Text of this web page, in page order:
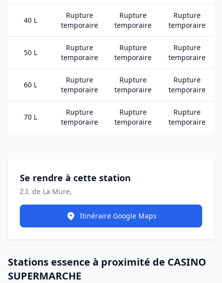
40 L
Rupture
temporaire
Rupture
temporaire
Rupture
temporaire
50 L
Rupture
temporaire
Rupture
temporaire
Rupture
temporaire
60 L
Rupture
temporaire
Rupture
temporaire
Rupture
temporaire
70 L
Rupture
temporaire
Rupture
temporaire
Rupture
temporaire
Se rendre à cette station
Z.I. de La Mure,
Itinéraire Google Maps
Stations essence à proximité de CASINO
SUPERMARCHE